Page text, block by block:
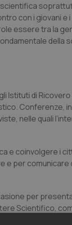
con i giovani e
essere tra la
della
Istituti di
Conferenze,
nelle quali
e coinvolgere i
e per
per
Scientifico,
di prevenzione,